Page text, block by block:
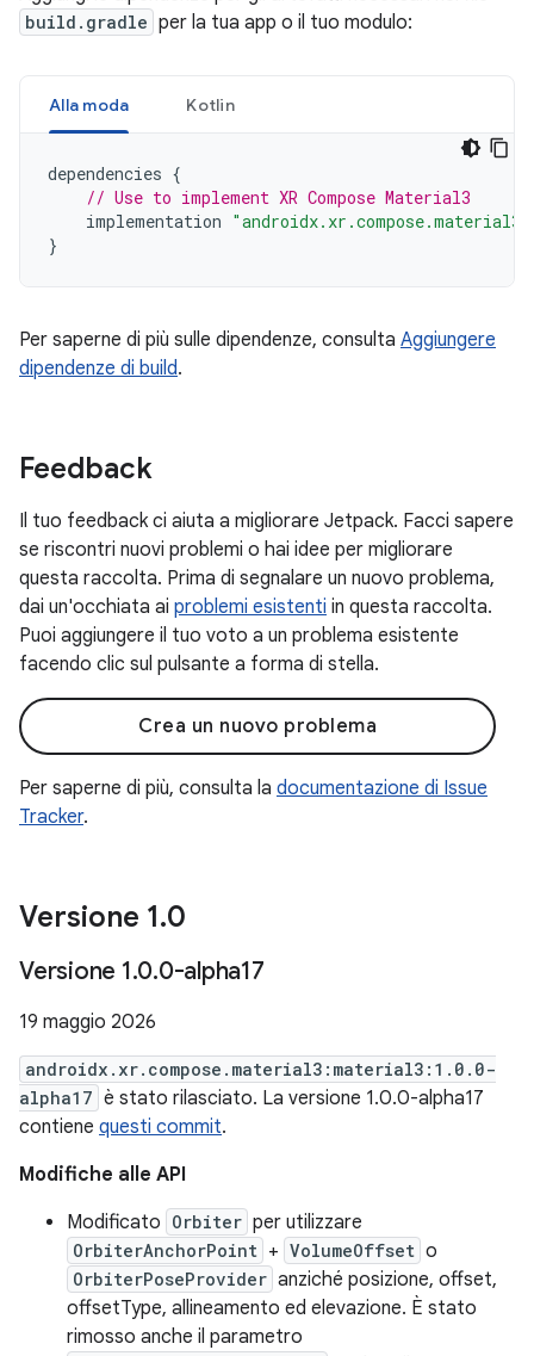
build.gradle per la tua app o il tuo modulo:
Alla moda Kotlin
dependencies {
// Use to implement XR Compose Material3
implementation
}
Per saperne di più sulle dipendenze, consulta Aggiungere
dipendenze di build.
Feedback
Il tuo feedback ci aiuta a migliorare Jetpack. Facci sapere
se riscontri nuovi problemi o hai idee per migliorare
questa raccolta. Prima di segnalare un nuovo problema,
dai un'occhiata ai problemi esistenti in questa raccolta.
Puoi aggiungere il tuo voto a un problema esistente
facendo clic sul pulsante a forma di stella.
Crea un nuovo problema
Per saperne di più, consulta la documentazione di Issue
Tracker.
Versione 1.0
Versione 1.0.0-alpha17
19 maggio 2026
androidx.xr.compose.material3:material3:1.0.0-
alpha17 è stato rilasciato. La versione 1.0.0-alpha17
contiene questi commit.
Modifiche alle API
Modificato Orbiter per utilizzare
OrbiterAnchorPoint + VolumeOffset o
OrbiterPoseProvider anziché posizione, offset,
offsetType, allineamento ed elevazione. È stato
rimosso anche il parametro